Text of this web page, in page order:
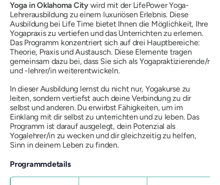
Yoga in Oklahoma Citywird mit der LifePower Yoga-
Lehrerausbildung zu einem luxuriösen Erlebnis. Diese
Ausbildung bei Life Time bietet Ihnen die Möglichkeit, Ihre
Yogapraxis zu vertiefen und das Unterrichten zu erlernen.
Das Programm konzentriert sich auf drei Hauptbereiche:
Theorie, Praxis und Austausch. Diese Elemente tragen
gemeinsam dazu bei, dass Sie sich als Yogapraktizierende/r
und -lehrer/in weiterentwickeln.
In dieser Ausbildung lernst du nicht nur, Yogakurse zu
leiten, sondern vertiefst auch deine Verbindung zu dir
selbst und anderen. Du erwirbst Fähigkeiten, um im
Einklang mit dir selbst zu unterrichten und zu leben. Das
Programm ist darauf ausgelegt, dein Potenzial als
Yogalehrer/in zu wecken und dir gleichzeitig zu helfen,
Sinn in deinem Leben zu finden.
Programmdetails